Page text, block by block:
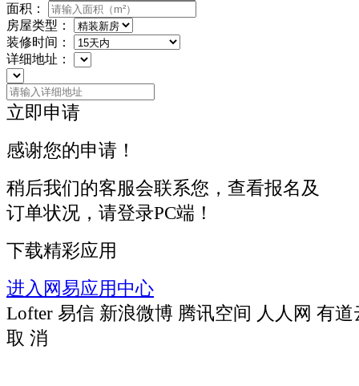
面积：
房屋类型：
装修时间：
详细地址：
立即申请
感谢您的申请！
稍后我们的客服会联系您，查看报名及
订单状况，请登录PC端！
下载精彩应用
进入网易应用中心
Lofter 易信 新浪微博 腾讯空间 人人网 有道
取 消